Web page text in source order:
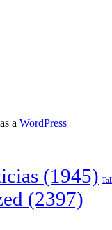
a WordPress
(1945)
(2397)